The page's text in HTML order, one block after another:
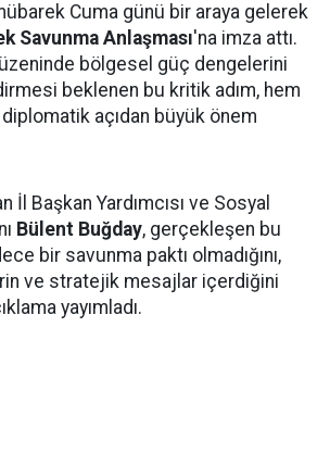
Cuma günü bir araya gelerek
Savunma Anlaşması'na imza attı.
bölgesel güç dengelerini
beklenen bu kritik adım, hem
açıdan büyük önem
İl Başkan Yardımcısı ve Sosyal
Bülent Buğday, gerçekleşen bu
bir savunma paktı olmadığını,
ve stratejik mesajlar içerdiğini
yayımladı.